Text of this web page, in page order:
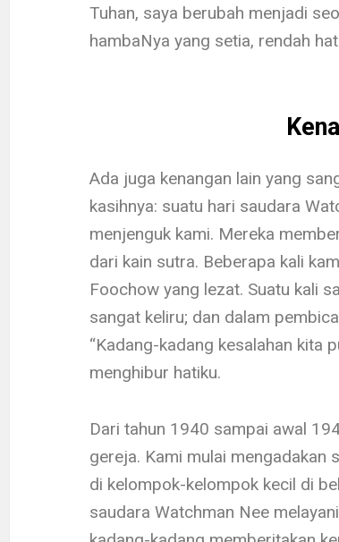
Tuhan, saya berubah menjadi
hambaNya yang setia, rendah
Ada juga kenangan lain yang
kasihnya: suatu hari saudara
menjenguk kami. Mereka
dari kain sutra. Beberapa kali
Foochow yang lezat. Suatu kali
sangat keliru; dan dalam
“Kadang-kadang kesalahan kita
menghibur hatiku.
Dari tahun 1940 sampai awal
gereja. Kami mulai mengadakan
di kelompok­-kelompok kecil di
saudara Watchman Nee